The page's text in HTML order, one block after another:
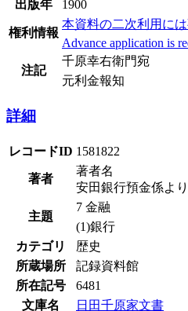
出版年
1900
権利情報
本資料の二次利用に
Advance application is
注記
千原幸右衛門宛
元利金報知
詳細
レコードID 1581822
著者
著者名
安田銀行預金係より
主題
7 金融
(1)銀行
カテゴリ
歴史
所蔵場所
記録資料館
所在記号
6481
文庫名
日田千原家文書